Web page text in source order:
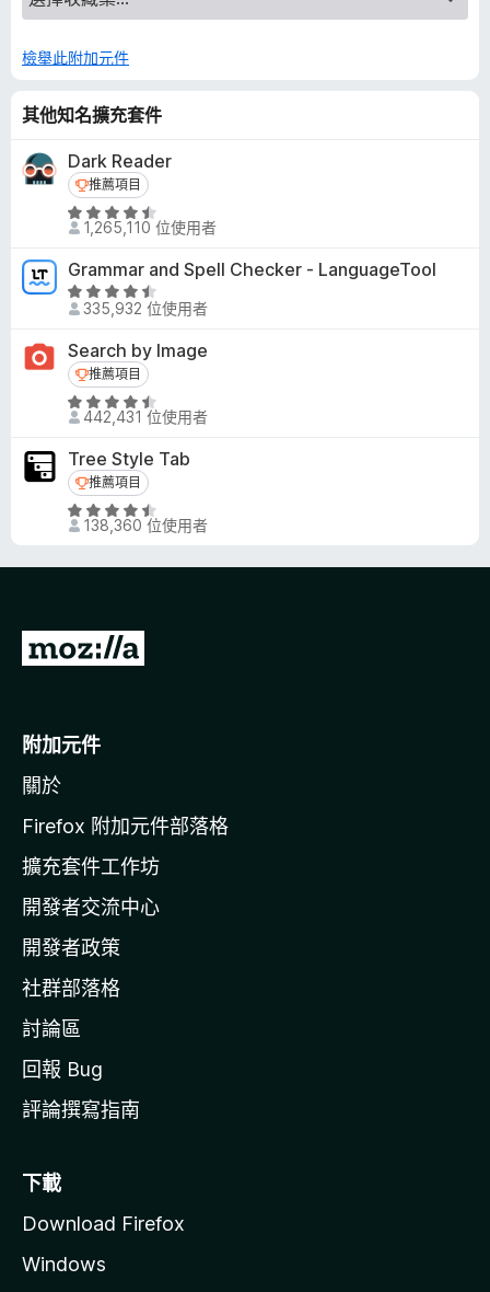
檢舉此附加元件
其他知名擴充套件
Dark Reader
推薦項目
推薦項目
評
價
4
.
5
，
滿
分
5
1,265,110 位使用者
Grammar and Spell Checker - LanguageTool
評
價
4
.
5
分
滿
分
5
分
335,932 位使用者
Search by Image
推薦項目
推薦項目
評
價
4
.
6
分
滿
分
442,431 位使用者
Tree Style Tab
推薦項目
推薦項目
評
價
分
，
分
138,360 位使用者
前
o
i
l
a
官
網
附加元件
關於
Firefox 附加元件部落格
擴充套件工作坊
開發者交流中心
開發者政策
社群部落格
討論區
回報 Bug
評論撰寫指南
下載
Download Firefox
Windows